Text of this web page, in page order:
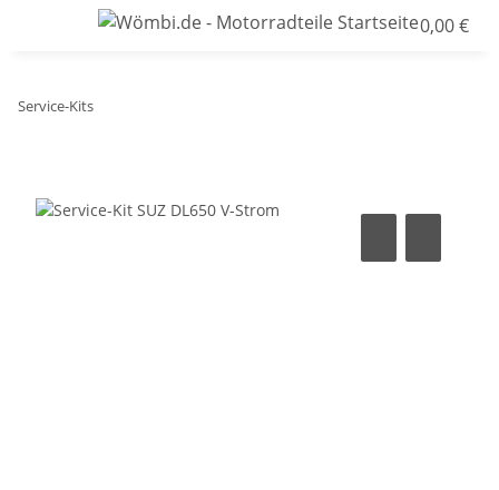
0,00 €
Service-Kits